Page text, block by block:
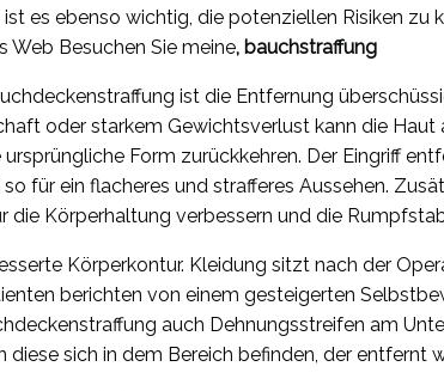
es ebenso wichtig, die potenziellen Risiken zu
Web Besuchen Sie meine, bauchstraffung
ist die Entfernung
oder starkem Gewichtsverlust kann die Haut
Form zurückkehren. Der Eingriff
für ein flacheres und strafferes Aussehen.
die Körperhaltung verbessern und die
Körperkontur. Kleidung sitzt nach der
berichten von einem gesteigerten
auch Dehnungsstreifen am
diese sich in dem Bereich befinden, der entfernt